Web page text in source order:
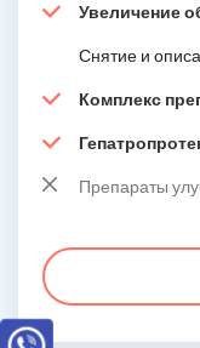
Увеличение
Снятие и
Комплекс
Препараты